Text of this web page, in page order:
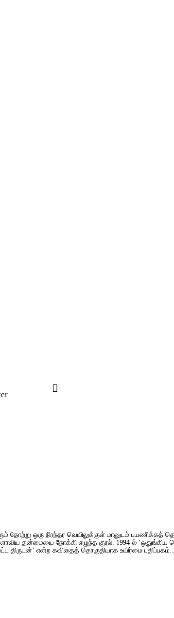
தோற்று ஒரு நிரந்தர வெயிலுக்குள் மானுடம்
தன்மையை நோக்கி எழுந்த குரல். 1994-ல் ‘ஒதுங்கிய
திருடன்’ என்ற கவிதைத் தொகுதியாக உயிர்மை